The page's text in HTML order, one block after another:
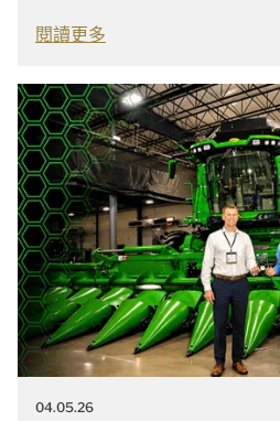
閱讀更多
04.05.26